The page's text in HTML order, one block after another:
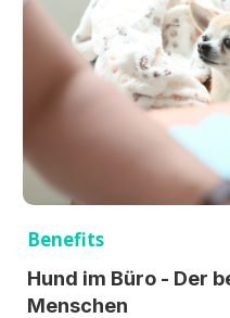
Benefits
Hund im Büro - Der
Menschen